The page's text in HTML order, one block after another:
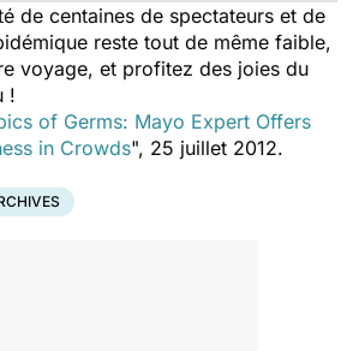
de centaines de spectateurs et de
reste tout de même faible,
voyage, et profitez des joies du
!
of Germs: Mayo Expert Offers
in Crowds", 25 juillet 2012.